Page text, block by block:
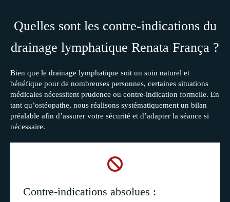
Quelles sont les contre-indications du
drainage lymphatique Renata França ?
Bien que le drainage lymphatique soit un soin naturel et
bénéfique pour de nombreuses personnes, certaines situations
médicales nécessitent prudence ou contre-indication formelle. En
tant qu’ostéopathe, nous réalisons systématiquement un bilan
préalable afin d’assurer votre sécurité et d’adapter la séance si
nécessaire.
Contre-indications absolues :